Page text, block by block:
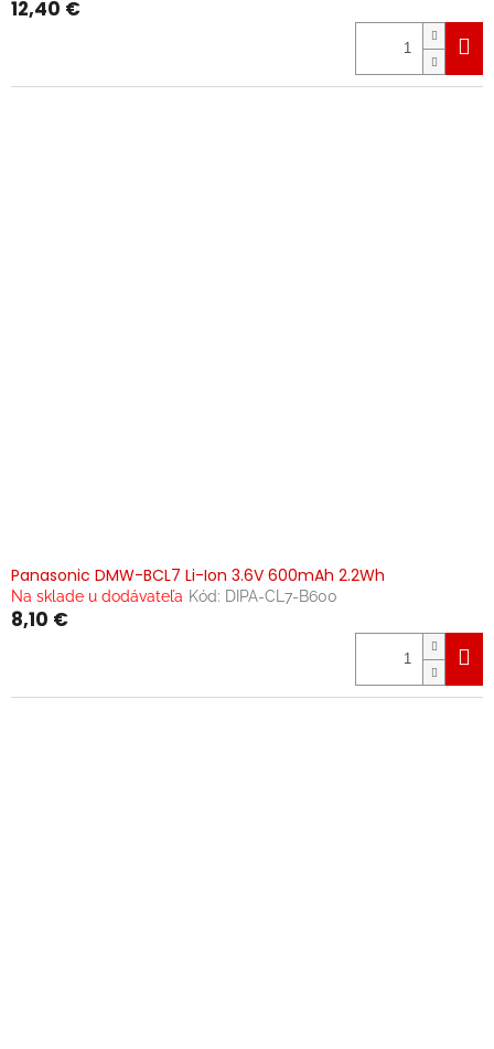
12,40 €
Panasonic DMW-BCL7 Li-Ion 3.6V 600mAh 2.2Wh
Na sklade u dodávateľa Kód: DIPA-CL7-B600
8,10 €